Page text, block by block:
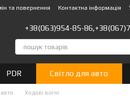
та повернення Контактна інформація
+38(063)954-85-86,
PDR Світло для авто
Ходові вогні